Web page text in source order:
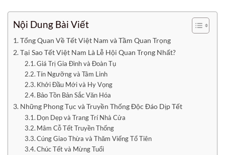
Nội Dung Bài Viết
Tổng Quan Về Tết Việt Nam và Tầm Quan Trọng
Tại Sao Tết Việt Nam Là Lễ Hội Quan Trọng Nhất?
Giá Trị Gia Đình và Đoàn Tụ
Tín Ngưỡng và Tâm Linh
Khởi Đầu Mới và Hy Vọng
Bảo Tồn Bản Sắc Văn Hóa
Những Phong Tục và Truyền Thống Độc Đáo Dịp Tết
Dọn Dẹp và Trang Trí Nhà Cửa
Mâm Cỗ Tết Truyền Thống
Cúng Giao Thừa và Thăm Viếng Tổ Tiên
Chúc Tết và Mừng Tuổi